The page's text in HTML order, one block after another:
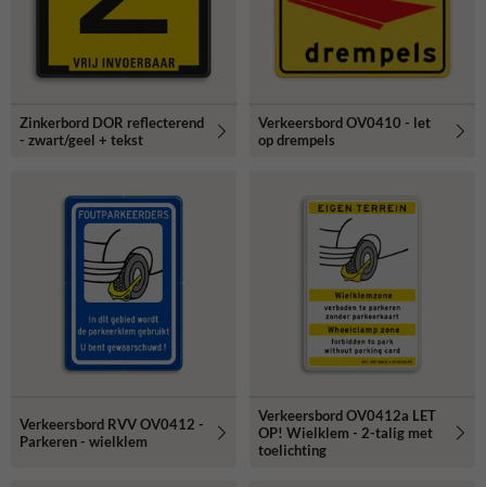
Zinkerbord DOR reflecterend
- zwart/geel + tekst
Verkeersbord OV0410 - let
op drempels
Verkeersbord RVV OV0412 -
Parkeren - wielklem
Verkeersbord OV0412a LET
OP! Wielklem - 2-talig met
toelichting